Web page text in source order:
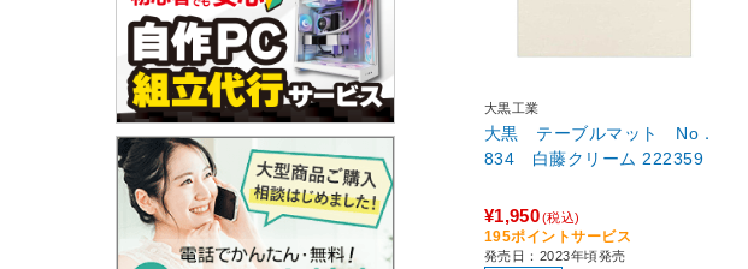
大黒工業
大黒 テーブルマット No．
834 白藤クリーム 222359
¥1,950(税込)
195ポイントサービス
発売日：2023年頃発売